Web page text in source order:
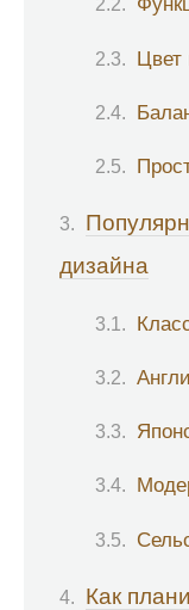
Цвет
дизайна
Как